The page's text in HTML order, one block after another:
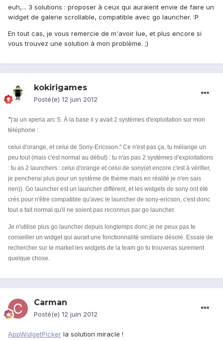
euh,... 3 solutions : proposer à ceux qui auraient envie de faire un
widget de galerie scrollable, compatible avec go launcher. :P
En tout cas, je vous remercie de m'avoir lue, et plus encore si
vous trouvez une solution à mon problème. ;)
kokirigames
Posté(e) 12 juin 2012
"j'ai un xperia arc S. À la base il y avait 2 systèmes d'exploitation sur mon
téléphone :
celui d'orange, et celui de Sony-Ericsson." Ce n'est pas ça, tu mélange un
peu tout (mais c'est normal au début) : tu n'as pas 2 systèmes d'exploitations
: tu as 2 launchers : celui d'orange et celui de sony(et encore c'est à vérifier,
je pencherai plus pour un système de thème mais en réalité je n'en sais
rien)). Go launcher est un launcher différent, et les widgets de sony ont été
crés pour n'être compatible qu'avec le launcher de sony-ericson, c'est donc
tout a fait normal qu'il ne soient pas reconnus par go launcher.
Je n'utilise plus go launcher depuis longtemps donc je ne peux pas te
conseiller un widget qui aurait une fonctionnalité similaire désolé. Essaie de
rechercher sur le market les widgets de la team go tu trouveras surement
quelque chose.
Carman
Posté(e) 12 juin 2012
AppWidgetPicker la solution miracle !